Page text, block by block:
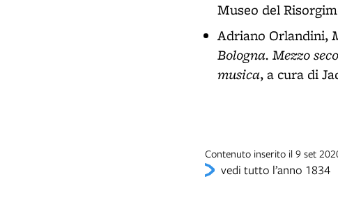
Museo del
Adriano Orlandini,
Bologna. Mezzo
musica, a cura di
Contenuto inserito il 9 set
vedi tutto l’anno 1834